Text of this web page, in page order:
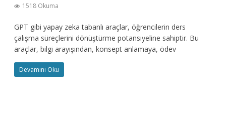
1518 Okuma
GPT gibi yapay zeka tabanlı araçlar, öğrencilerin ders
çalışma süreçlerini dönüştürme potansiyeline sahiptir. Bu
araçlar, bilgi arayışından, konsept anlamaya, ödev
Devamını Oku